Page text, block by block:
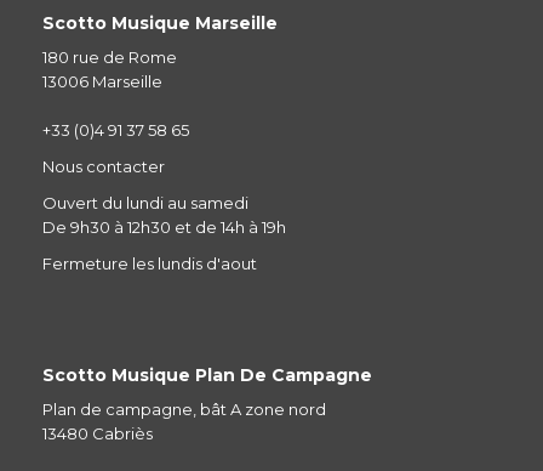
Scotto Musique Marseille
180 rue de Rome
13006 Marseille
+33 (0)4 91 37 58 65
Nous contacter
Ouvert du lundi au samedi
De 9h30 à 12h30 et de 14h à 19h
Fermeture les lundis d'aout
Scotto Musique Plan De Campagne
Plan de campagne, bât A zone nord
13480 Cabriès